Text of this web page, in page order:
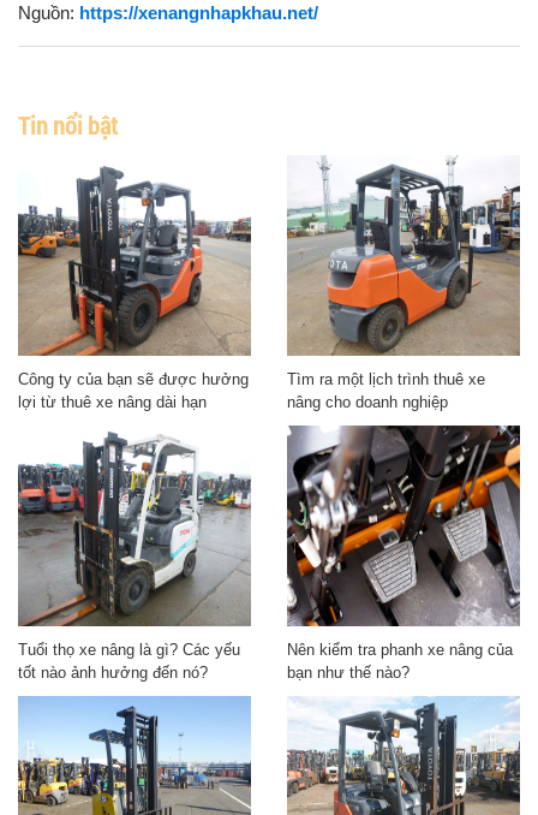
Nguồn: https://xenangnhapkhau.net/
Tin nổi bật
Công ty của bạn sẽ được hưởng
lợi từ thuê xe nâng dài hạn
Tìm ra một lịch trình thuê xe
nâng cho doanh nghiệp
Tuổi thọ xe nâng là gì? Các yếu
tốt nào ảnh hưởng đến nó?
Nên kiểm tra phanh xe nâng của
bạn như thế nào?